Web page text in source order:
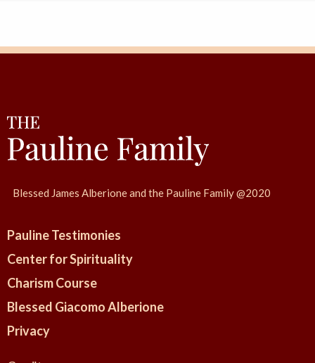
:
A
a
i
a
Y
m
v
a
t
nBlessed James Alberione and the Pauline Family @2020
Pauline Testimonies
Center for Spirituality
Charism Course
Blessed Giacomo Alberione
Privacy